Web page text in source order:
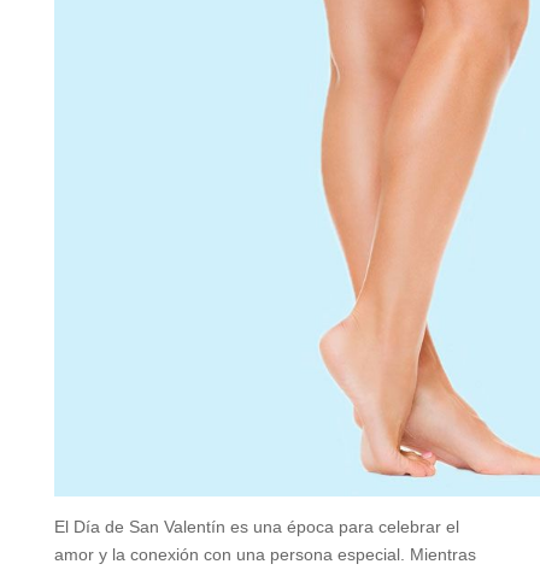
El Día de San Valentín es una época para celebrar el
amor y la conexión con una persona especial. Mientras